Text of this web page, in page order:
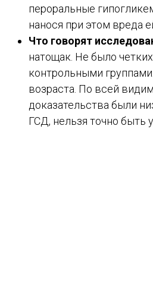
пероральные
нанося при этом вреда
Что говорят
натощак. Не было
контрольными
возраста. По всей
доказательства были
ГСД, нельзя точно быть